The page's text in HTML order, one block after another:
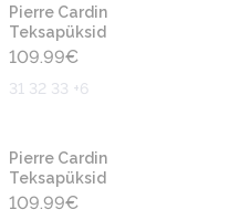
Pierre Cardin
Teksapüksid
109.99€
31 32 33 +6
Pierre Cardin
Teksapüksid
109.99€